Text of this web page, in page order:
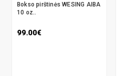
Bokso pirštinės WESING AIBA
10 oz..
99.00€